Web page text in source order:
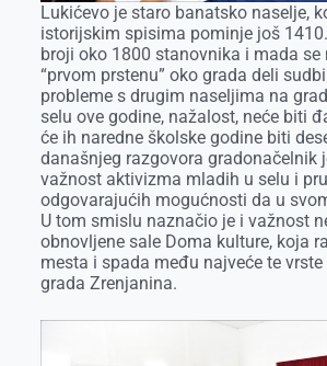
Lukićevo je staro banatsko naselje,
istorijskim spisima pominje još
broji oko 1800 stanovnika i mada se
“prvom prstenu” oko grada deli
probleme s drugim naseljima na
selu ove godine, nažalost, neće biti
će ih naredne školske godine biti
današnjeg razgovora gradonačelnik
važnost aktivizma mladih u selu i
odgovarajućih mogućnosti da u
U tom smislu naznačio je i važnost
obnovljene sale Doma kulture, koja
mesta i spada među najveće te
grada Zrenjanina.